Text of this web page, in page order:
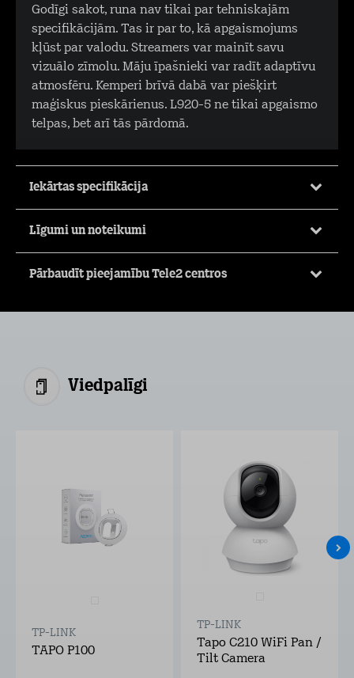
Godīgi sakot, runa nav tikai par tehniskajām
specifikācijām. Tas ir par to, kā apgaismojums
kļūst par valodu. Streamers var mainīt savu
vizuālo zīmolu. Māju īpašnieki var radīt adaptīvu
atmosfēru. Kemperi brīvā dabā var piešķirt
maģiskus pieskārienus. L920-5 ne tikai apgaismo
telpas, bet arī tās pārdomā.
Iekārtas specifikācija
Līgumi un noteikumi
Pārbaudīt pieejamību Tele2 centros
Viedpalīgi
TP-LINK
TAPO P100
TP-LINK
Tapo C210 WiFi Pan /
Tilt Camera